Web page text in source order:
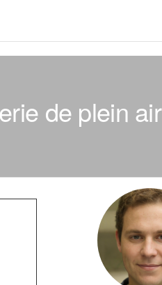
de plein air